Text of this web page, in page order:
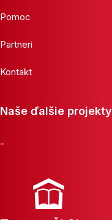
Pomoc
Partneri
Kontakt
Naše ďalšie projekty
-